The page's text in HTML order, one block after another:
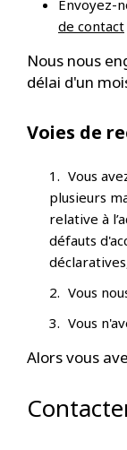
Envoyez-
de contact
Nous nous
délai d'un
Voies de
Vous
plusieurs
relative à
défauts
Vous
Vous
Alors vous